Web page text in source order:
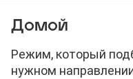
Домой
Режим, который
нужном